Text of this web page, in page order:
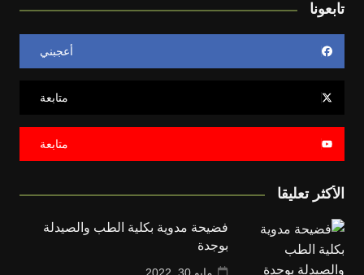
تابعونا
أعجبني
متابعة
متابعة
الأكثر تعليقا
فضيحة مدوية بكلية الطب والصيدلة
بوجدة